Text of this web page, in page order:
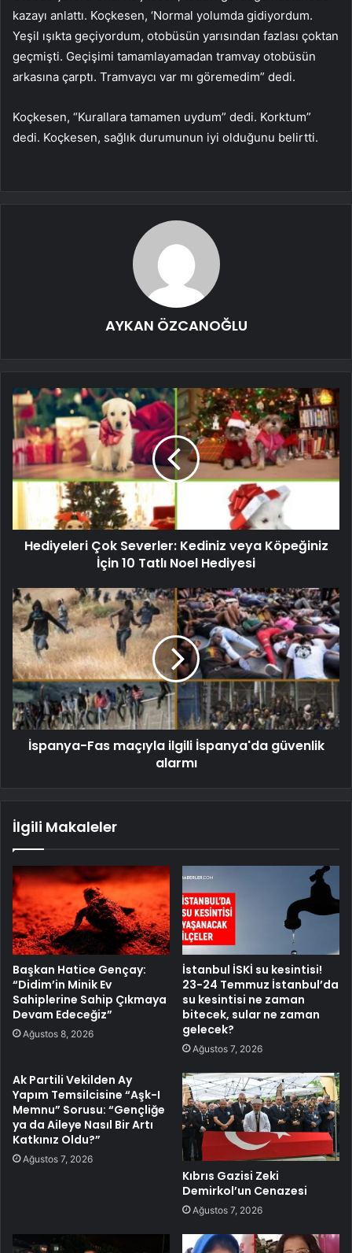
kazayı anlattı. Koçkesen, ‘Normal yolumda gidiyordum.
Yeşil ışıkta geçiyordum, otobüsün yarısından fazlası çoktan
geçmişti. Geçişimi tamamlayamadan tramvay otobüsün
arkasına çarptı. Tramvaycı var mı göremedim” dedi.
Koçkesen, “Kurallara tamamen uydum” dedi. Korktum”
dedi. Koçkesen, sağlık durumunun iyi olduğunu belirtti.
AYKAN ÖZCANOĞLU
Hediyeleri Çok Severler: Kediniz veya Köpeğiniz
İçin 10 Tatlı Noel Hediyesi
İspanya-Fas maçıyla ilgili İspanya'da güvenlik
alarmı
İlgili Makaleler
Başkan Hatice Gençay:
“Didim’in Minik Ev
Sahiplerine Sahip Çıkmaya
Devam Edeceğiz”
Ağustos 8, 2026
İstanbul İSKİ su kesintisi!
23-24 Temmuz İstanbul’da
su kesintisi ne zaman
bitecek, sular ne zaman
gelecek?
Ağustos 7, 2026
Ak Partili Vekilden Ay
Yapım Temsilcisine “Aşk-I
Memnu” Sorusu: “Gençliğe
ya da Aileye Nasıl Bir Artı
Katkınız Oldu?”
Ağustos 7, 2026
Kıbrıs Gazisi Zeki
Demirkol’un Cenazesi
Ağustos 7, 2026